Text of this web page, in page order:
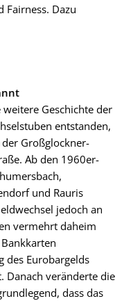
Fairness. Dazu
Geschichte der
entstanden,
Großglockner-
Ab den 1960er-
und Rauris
jedoch an
vermehrt daheim
des Eurobargelds
Danach veränderte die
dass das